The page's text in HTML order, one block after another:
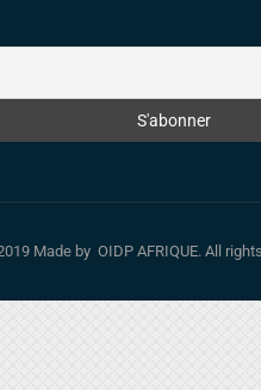
Made by OIDP AFRIQUE. All